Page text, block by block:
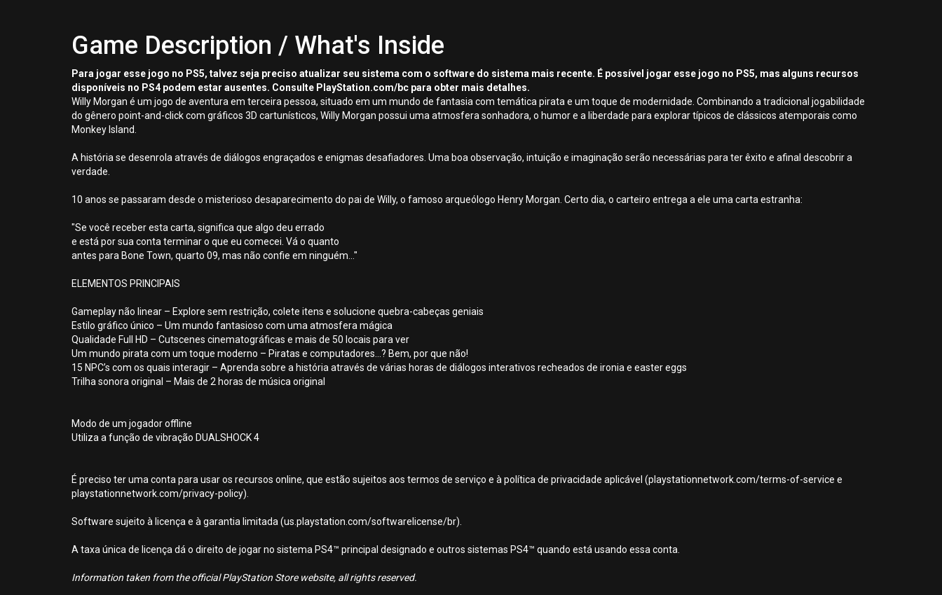
Game Description / What's Inside
Para jogar esse jogo no PS5, talvez seja preciso atualizar seu sistema com o software do sistema mais recente. É possível jogar esse jogo no PS5, mas alguns recursos
disponíveis no PS4 podem estar ausentes. Consulte PlayStation.com/bc para obter mais detalhes.
Willy Morgan é um jogo de aventura em terceira pessoa, situado em um mundo de fantasia com temática pirata e um toque de modernidade. Combinando a tradicional jogabilidade
do gênero point-and-click com gráficos 3D cartunísticos, Willy Morgan possui uma atmosfera sonhadora, o humor e a liberdade para explorar típicos de clássicos atemporais como
Monkey Island.
A história se desenrola através de diálogos engraçados e enigmas desafiadores. Uma boa observação, intuição e imaginação serão necessárias para ter êxito e afinal descobrir a
verdade.
10 anos se passaram desde o misterioso desaparecimento do pai de Willy, o famoso arqueólogo Henry Morgan. Certo dia, o carteiro entrega a ele uma carta estranha:
"Se você receber esta carta, significa que algo deu errado
e está por sua conta terminar o que eu comecei. Vá o quanto
antes para Bone Town, quarto 09, mas não confie em ninguém..."
ELEMENTOS PRINCIPAIS
Gameplay não linear – Explore sem restrição, colete itens e solucione quebra-cabeças geniais
Estilo gráfico único – Um mundo fantasioso com uma atmosfera mágica
Qualidade Full HD – Cutscenes cinematográficas e mais de 50 locais para ver
Um mundo pirata com um toque moderno – Piratas e computadores...? Bem, por que não!
15 NPC’s com os quais interagir – Aprenda sobre a história através de várias horas de diálogos interativos recheados de ironia e easter eggs
Trilha sonora original – Mais de 2 horas de música original
Modo de um jogador offline
Utiliza a função de vibração DUALSHOCK 4
É preciso ter uma conta para usar os recursos online, que estão sujeitos aos termos de serviço e à política de privacidade aplicável (playstationnetwork.com/terms-of-service e
playstationnetwork.com/privacy-policy).
Software sujeito à licença e à garantia limitada (us.playstation.com/softwarelicense/br).
A taxa única de licença dá o direito de jogar no sistema PS4™ principal designado e outros sistemas PS4™ quando está usando essa conta.
Information taken from the official PlayStation Store website, all rights reserved.